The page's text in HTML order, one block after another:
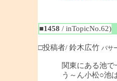
■1458 / inTopicNo.62)
□投稿者/ 鈴木広竹 バサ
関東にある池で
う～ん小松○池